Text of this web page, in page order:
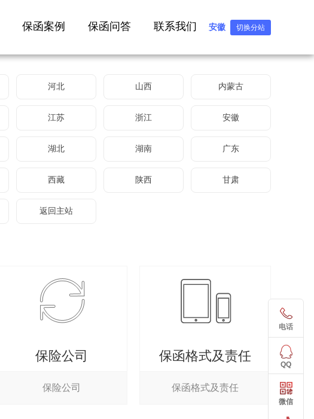
安徽 切换分站
保函案例 保函问答 联系我们
河北 山西 内蒙古
江苏 浙江 安徽
湖北 湖南 广东
西藏 陕西 甘肃
返回主站
保险公司
保险公司
保函格式及责任
保函格式及责任
电话
QQ
微信